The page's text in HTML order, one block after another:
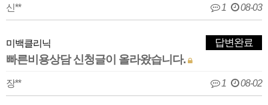
신** 1 08-03
미백클리닉
빠른비용상담 신청글이 올라왔습니다.
답변완료
장** 1 08-02